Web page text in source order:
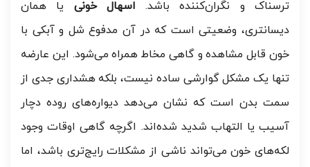
ترسناک و نگران‌کننده باشد. اسهال خونی یا همان
دیسانتری، وضعیتی است که در آن مدفوع شل و آبکی با
خون قابل مشاهده و گاهی مخاط همراه می‌شود. این عارضه
تنها یک مشکل گوارشی ساده نیست، بلکه هشداری جدی از
سمت بدن است که نشان می‌دهد دیواره‌های روده دچار
آسیب یا التهاب شدید شده‌اند. اگرچه گاهی اوقات وجود
لکه‌های خون می‌تواند ناشی از مشکلات رایج‌تری باشد، اما